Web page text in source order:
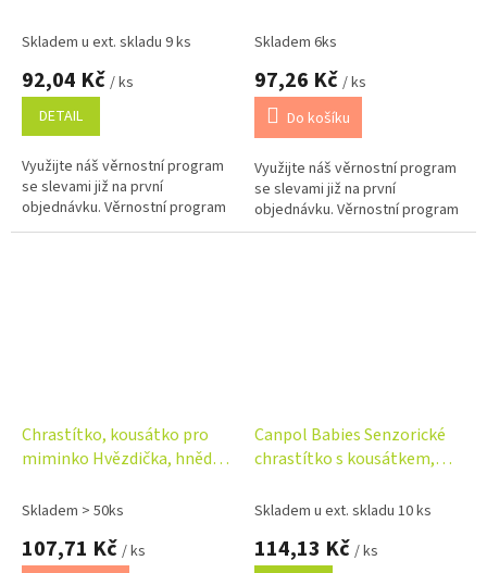
Skladem u ext. skladu 9 ks
92,04 Kč / ks
DETAIL
Využijte náš věrnostní program
se slevami již na první
objednávku. Věrnostní program
Skladem 6ks
97,26 Kč / ks
Do košíku
Využijte náš věrnostní program
se slevami již na první
objednávku. Věrnostní program
Chrastítko, kousátko pro
miminko Hvězdička, hnědý,
Skladem > 50ks
107,71 Kč / ks
Canpol Babies Senzorické
chrastítko s kousátkem,
Skladem u ext. skladu 10 ks
114,13 Kč / ks